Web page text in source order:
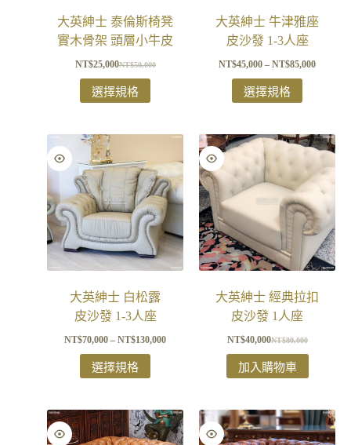
大英紳士 泰倫斯椅凳
實木骨架 頭層小牛皮
NT$50,000
NT$25,000
選擇規格
大英紳士 牛津雅座
皮沙發 1-3人座
NT$45,000 – NT$85,000
選擇規格
大英紳士 白松露
皮沙發 1-3人座
NT$70,000 – NT$130,000
選擇規格
大英紳士 經典拉扣
皮沙發 1人座
NT$80,000
NT$40,000
加入購物車